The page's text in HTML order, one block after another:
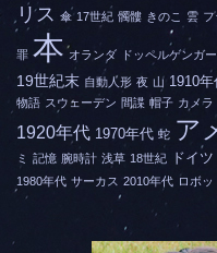
リス 傘 17世紀 髑髏 きのこ 雲
罪 本 オランダ ドッペルゲンガー
19世紀末 自動人形 夜 山 1910年
物語 スウェーデン 間諜 帽子 カメラ
1920年代 1970年代 蛇 ア
ミ 記憶 腕時計 浅草 18世紀 ドイツ
1980年代 サーカス 2010年代 ロボッ